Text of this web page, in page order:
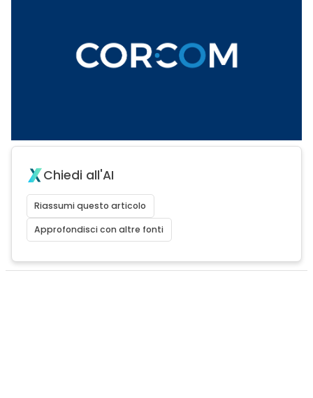
Chiedi all'AI
Riassumi questo articolo
Approfondisci con altre fonti